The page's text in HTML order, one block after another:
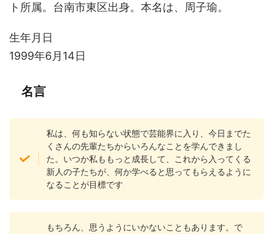
ト所属。台南市東区出身。本名は、周子瑜。
生年月日
1999年6月14日
名言
私は、何も知らない状態で芸能界に入り、今日までた
くさんの先輩たちからいろんなことを学んできまし
た。いつか私ももっと成長して、これから入ってくる
新人の子たちが、何か学べると思ってもらえるように
なることが目標です
もちろん、思うようにいかないこともあります。で